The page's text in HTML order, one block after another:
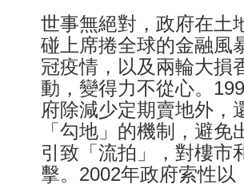
世事無絕對，政府在土
碰上席捲全球的金融風
冠疫情，以及兩輪大損
動，變得力不從心。
府除減少定期賣地外，
「勾地」的機制，避
引致「流拍」，對樓市
擊。2002年政府索性